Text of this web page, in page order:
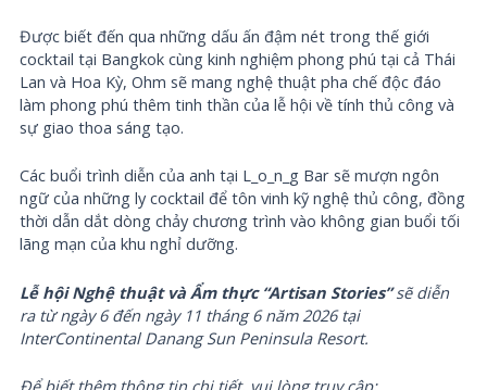
Được biết đến qua những dấu ấn đậm nét trong thế giới
cocktail tại Bangkok cùng kinh nghiệm phong phú tại cả Thái
Lan và Hoa Kỳ, Ohm sẽ mang nghệ thuật pha chế độc đáo
làm phong phú thêm tinh thần của lễ hội về tính thủ công và
sự giao thoa sáng tạo.
Các buổi trình diễn của anh tại L_o_n_g Bar sẽ mượn ngôn
ngữ của những ly cocktail để tôn vinh kỹ nghệ thủ công, đồng
thời dẫn dắt dòng chảy chương trình vào không gian buổi tối
lãng mạn của khu nghỉ dưỡng.
Lễ hội Nghệ thuật và Ẩm thực “Artisan Stories”sẽ diễn
ra từ ngày 6 đến ngày 11 tháng 6 năm 2026 tại
InterContinental Danang Sun Peninsula Resort.
Để biết thêm thông tin chi tiết, vui lòng truy cập: